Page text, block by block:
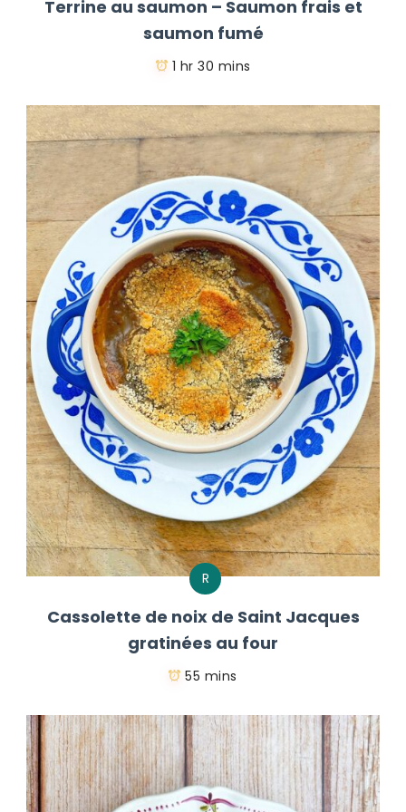
Terrine au saumon – Saumon frais et
saumon fumé
1 hr 30 mins
R
Cassolette de noix de Saint Jacques
gratinées au four
55 mins